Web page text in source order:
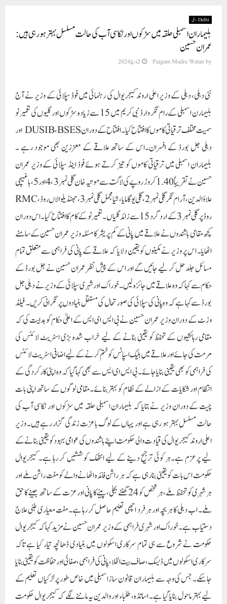
Delhi دہلی
بلیماران اسمبلی حلقہ میں سڑکوں اور نکاسی آب کی حالت مسلسل بہتر ہو رہی ہیں :
عمران حسین
by
Paigam Madre Watan 2 مارچ 2024
نئی دہلی، دہلی کے وزیر اعلی اروند کیجریوال کی رہنمائی میں فوڈ سپلائی کے وزیر نے آج
بلیمارن اسمبلی کے رام نگر وارڈ نبی کریم میں 15 سے زیادہ سڑکوں اور گلیوں کی تعمیر نو
سمیت مختلف ترقیاتی کاموں کا افتتاح کیا۔ افتتاح کے دوران DUSIB، BSES اور
دہلی جل بورڈ کے افسران۔اس کے ساتھ علاقے کے معززین بھی موجود رہے ۔
بلیماران اسمبلی میں ترقیاتی کاموں کو تیز کرتے ہوئے فوڈ اینڈ سپلائی کے وزیر عمران
حسین نے تقریباً 1.40 کروڑ روپے کی لاگت سے موتیہ خان گلی نمبر 3، 4 اور 5، باغیچی
علاؤالدین، آرام نگر گلی نمبر 2، گلی یوگامایا، شیامجمل گلی نمبر 3، جھنڈیلوالاں روڈ، RMC
روڈ پر گلی نمبر 3 کے ارد گرد 15 سے زائد گلیاں۔تعمیر نو کے کام کا افتتاح کیا۔اس دوران
کچھ مقامی باشندوں نے علاقے میں پانی کے کم پریشر کا مسئلہ وزیر عمران حسین کے سامنے
اٹھایا۔ اس پر وزیر نے مکینوں کو یقین دلایا کہ علاقے کے پانی کی فراہمی سے متعلق تمام
مسائل جلد حل کر لیے جائیں گے اور اس کے پیش نظر عمران حسین نے جل بورڈ کے
حکام سے کہا کہ وہ علاقے میں جائزہ لیں۔ خوراک اور شہری سپلائی کے وزیر نے دہلی جل
بورڈ سے کہا ہے کہ وہ پانی کی سپلائی کی صورتحال کی مستقل بنیادوں پر نگرانی کریں۔ فیلڈ
وزٹ کے دوران وزیر عمران حسین نے بی ایس ای ایس کے اعلیٰ حکام کو ہدایت کی کہ
مقامی رہائشیوں کے تحفظ کو یقینی بنانے کے لیے خراب شدہ بڑی اسٹریٹ لائٹس کی
مرمت کی جائے اور علاقے میں بلیک اسپاٹس کو ختم کرنے کے لیے اضافی اسٹریٹ لائٹس
کی فراہمی کو بھی یقینی بنایا جائے۔ بی ایس ای ایس سے بھی کہا گیا کہ وہ اپنی کارکردگی کے
انتظام اور شکایات کے ازالے کے نظام کو بہتر بنائے۔مقامی لوگوں کے ساتھ اپنی بات
چیت کے دوران وزیر نے بتایا کہ بلیماران اسمبلی حلقہ میں سڑکوں اور نکاسی آب کی
حالت مسلسل بہتر ہو رہی ہے اور یہاں کے لوگ باعزت زندگی گزار رہے ہیں۔ وزیر
اعلی اروند کیجریوال کی قیادت والی حکومت اپنے باشندوں کی عوامی بہبود کو یقینی بنانے کے
لیے پرعزم ہے۔ہر کوئی ترجیح دینے کے لیے انتھک کوششیں کر رہا ہے۔ کیجریوال
حکومت اس بات کو یقینی بنا رہی ہے کہ ہر راشن فائدہ اٹھانے والے کو مفت راشن ملے اور
ہر شہری کو تحفظ ملے، ہر شخص کو 24 گھنٹے بجلی، پینے کا پانی اور عزت کے ساتھ جینے کا حق
ملے۔ اب دہلی کا ہر بچہ اور ہر فرد اچھی تعلیم حاصل کر رہا ہے۔مفت معیاری طبی علاج
دستیاب ہے۔خوراک اور شہری فراہمی کے وزیر عمران حسین نے مزید کہا کہ کیجریوال
حکومت نے شروع سے ہی تمام سرکاری اسکولوں میں بنیادی ڈھانچہ تیار کیا ہے تاکہ
سرکاری اسکولوں میں ڈیسک، صاف بیت الخلا، پانی کی فراہمی، صفائی اور حفاظت کو یقینی بنایا
جاسکے۔ جس کی وجہ سے بلیماران قانون ساز اسمبلی میں خاص طور پر لڑکیاں تعلیم کے
لیے بہتر ماحول بنایا گیا ہے۔ اساتذہ، طلباء اور والدین یہ ماننے لگے کہ کیجریوال حکومت